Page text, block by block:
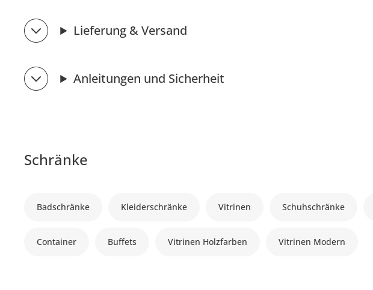
Lieferung & Versand
Anleitungen und Sicherheit
Schränke
Badschränke Kleiderschränke Vitrinen Schuhschränke
Container Buffets Vitrinen Holzfarben Vitrinen Modern